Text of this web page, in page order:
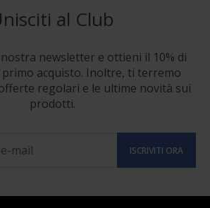
al Club
newsletter e ottieni il 10% di
acquisto. Inoltre, ti terremo
regolari e le ultime novità sui
prodotti.